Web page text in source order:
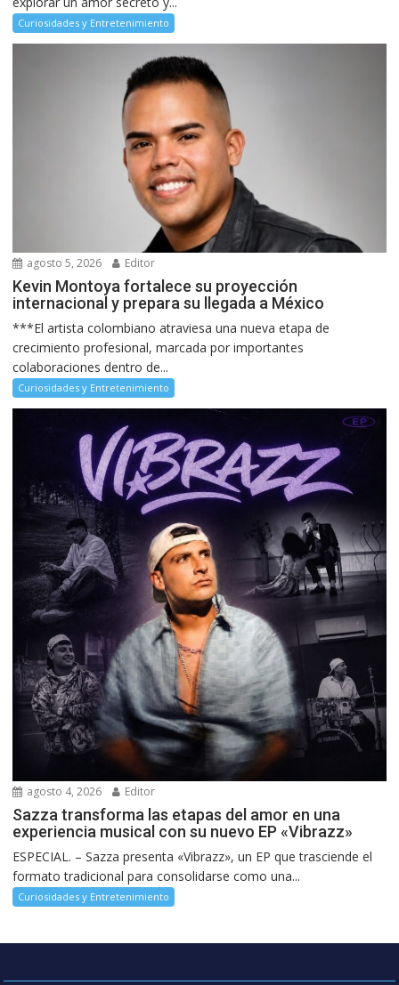
Curiosidades y Entretenimiento
agosto 5, 2026 Editor
Kevin Montoya fortalece su proyección
internacional y prepara su llegada a México
***El artista colombiano atraviesa una nueva etapa de
crecimiento profesional, marcada por importantes
colaboraciones dentro de...
Curiosidades y Entretenimiento
agosto 4, 2026 Editor
Sazza transforma las etapas del amor en una
experiencia musical con su nuevo EP «Vibrazz»
ESPECIAL. – Sazza presenta «Vibrazz», un EP que trasciende el
formato tradicional para consolidarse como una...
Curiosidades y Entretenimiento